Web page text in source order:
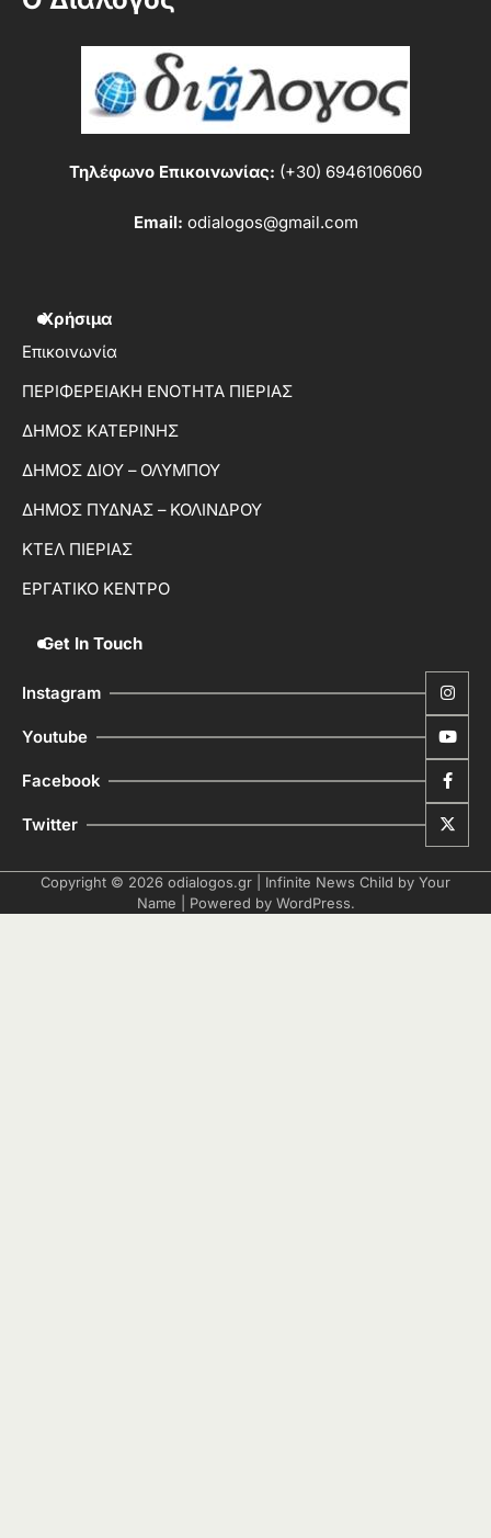
Τηλέφωνο Επικοινωνίας: (+30) 6946106060
Email: odialogos@gmail.com
Χρήσιμα
Επικοινωνία
ΠΕΡΙΦΕΡΕΙΑΚΗ ΕΝΟΤΗΤΑ ΠΙΕΡΙΑΣ
ΔΗΜΟΣ ΚΑΤΕΡΙΝΗΣ
ΔΗΜΟΣ ΔΙΟΥ – ΟΛΥΜΠΟΥ
ΔΗΜΟΣ ΠΥΔΝΑΣ – ΚΟΛΙΝΔΡΟΥ
ΚΤΕΛ ΠΙΕΡΙΑΣ
ΕΡΓΑΤΙΚΟ ΚΕΝΤΡΟ
Get In Touch
Instagram
Youtube
Facebook
Twitter
Copyright © 2026 odialogos.gr | Infinite News Child by Your
Name | Powered by WordPress.